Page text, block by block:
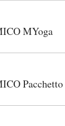
MYoga
Pacchetto